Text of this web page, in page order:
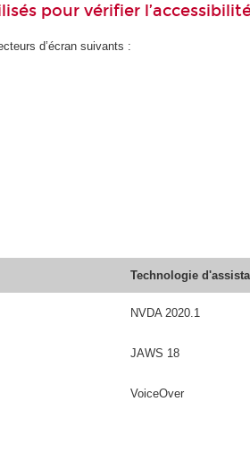
pour vérifier
d’écran suivants :
Technologie
NVDA 2020.1
JAWS 18
VoiceOver